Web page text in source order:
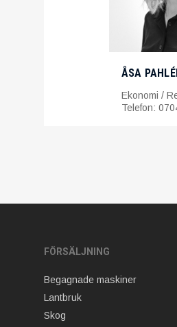
ÅSA
Ekonomi /
Telefon:
FÖRSÄLJNING
Begagnade maskiner
Lantbruk
Skog